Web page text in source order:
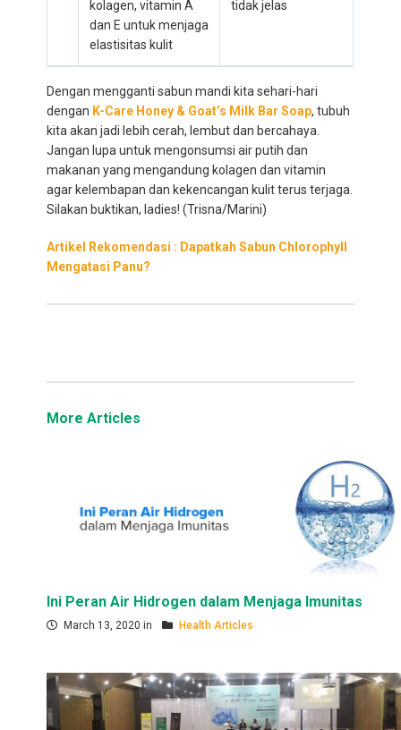
kolagen, vitamin A
dan E untuk menjaga
elastisitas kulit
tidak jelas
Dengan mengganti sabun mandi kita sehari-hari
dengan K-Care Honey & Goat’s Milk Bar Soap, tubuh
kita akan jadi lebih cerah, lembut dan bercahaya.
Jangan lupa untuk mengonsumsi air putih dan
makanan yang mengandung kolagen dan vitamin
agar kelembapan dan kekencangan kulit terus terjaga.
Silakan buktikan, ladies! (Trisna/Marini)
Artikel Rekomendasi : Dapatkah Sabun Chlorophyll
Mengatasi Panu?
More Articles
Ini Peran Air Hidrogen dalam Menjaga Imunitas
March 13, 2020 in Health Articles